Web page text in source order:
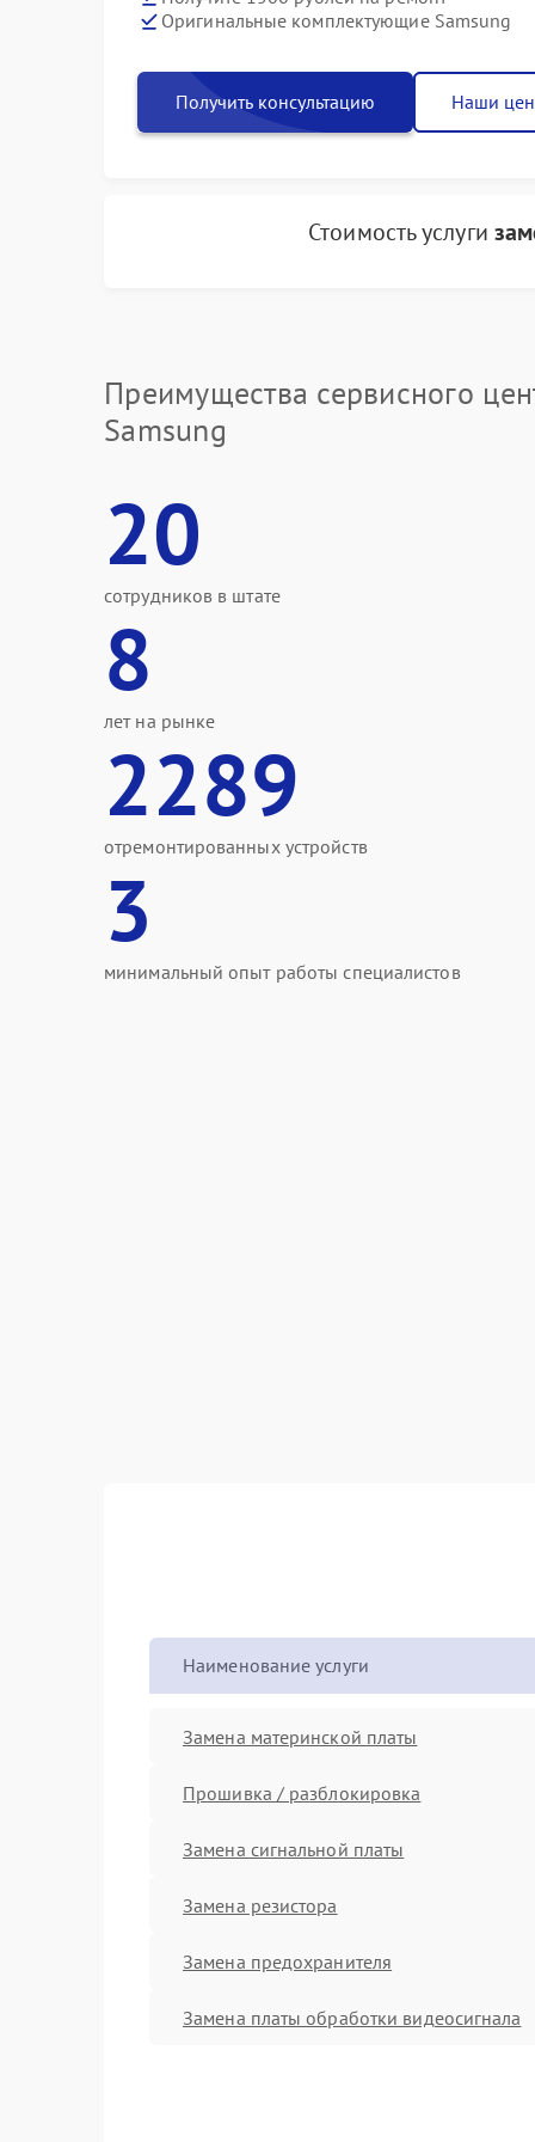
Оригинальные комплектующие Samsung
Получить консультацию Наши
Стоимость услуги
Преимущества сервисного
Samsung
20
сотрудников в штате
8
лет на рынке
2289
отремонтированных устройств
3
минимальный опыт работы специалистов
Наименование услуги
Замена материнской платы
Прошивка / разблокировка
Замена сигнальной платы
Замена резистора
Замена предохранителя
Замена платы обработки видеосигнала